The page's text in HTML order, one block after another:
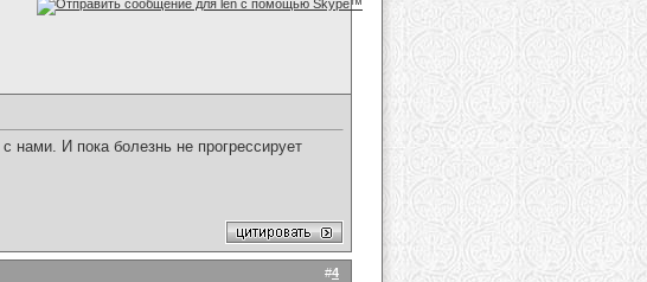
нами. И пока болезнь не прогрессирует
#4